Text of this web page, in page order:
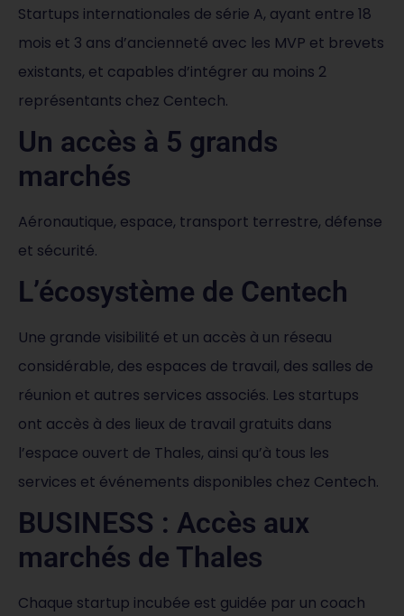
Startups internationales de série A, ayant entre 18
mois et 3 ans d’ancienneté avec les MVP et brevets
existants, et capables d’intégrer au moins 2
représentants chez Centech.
Un accès à 5 grands
marchés
Aéronautique, espace, transport terrestre, défense
et sécurité.
L’écosystème de Centech
Une grande visibilité et un accès à un réseau
considérable, des espaces de travail, des salles de
réunion et autres services associés. Les startups
ont accès à des lieux de travail gratuits dans
l’espace ouvert de Thales, ainsi qu’à tous les
services et événements disponibles chez Centech.
BUSINESS : Accès aux
marchés de Thales
Chaque startup incubée est guidée par un coach